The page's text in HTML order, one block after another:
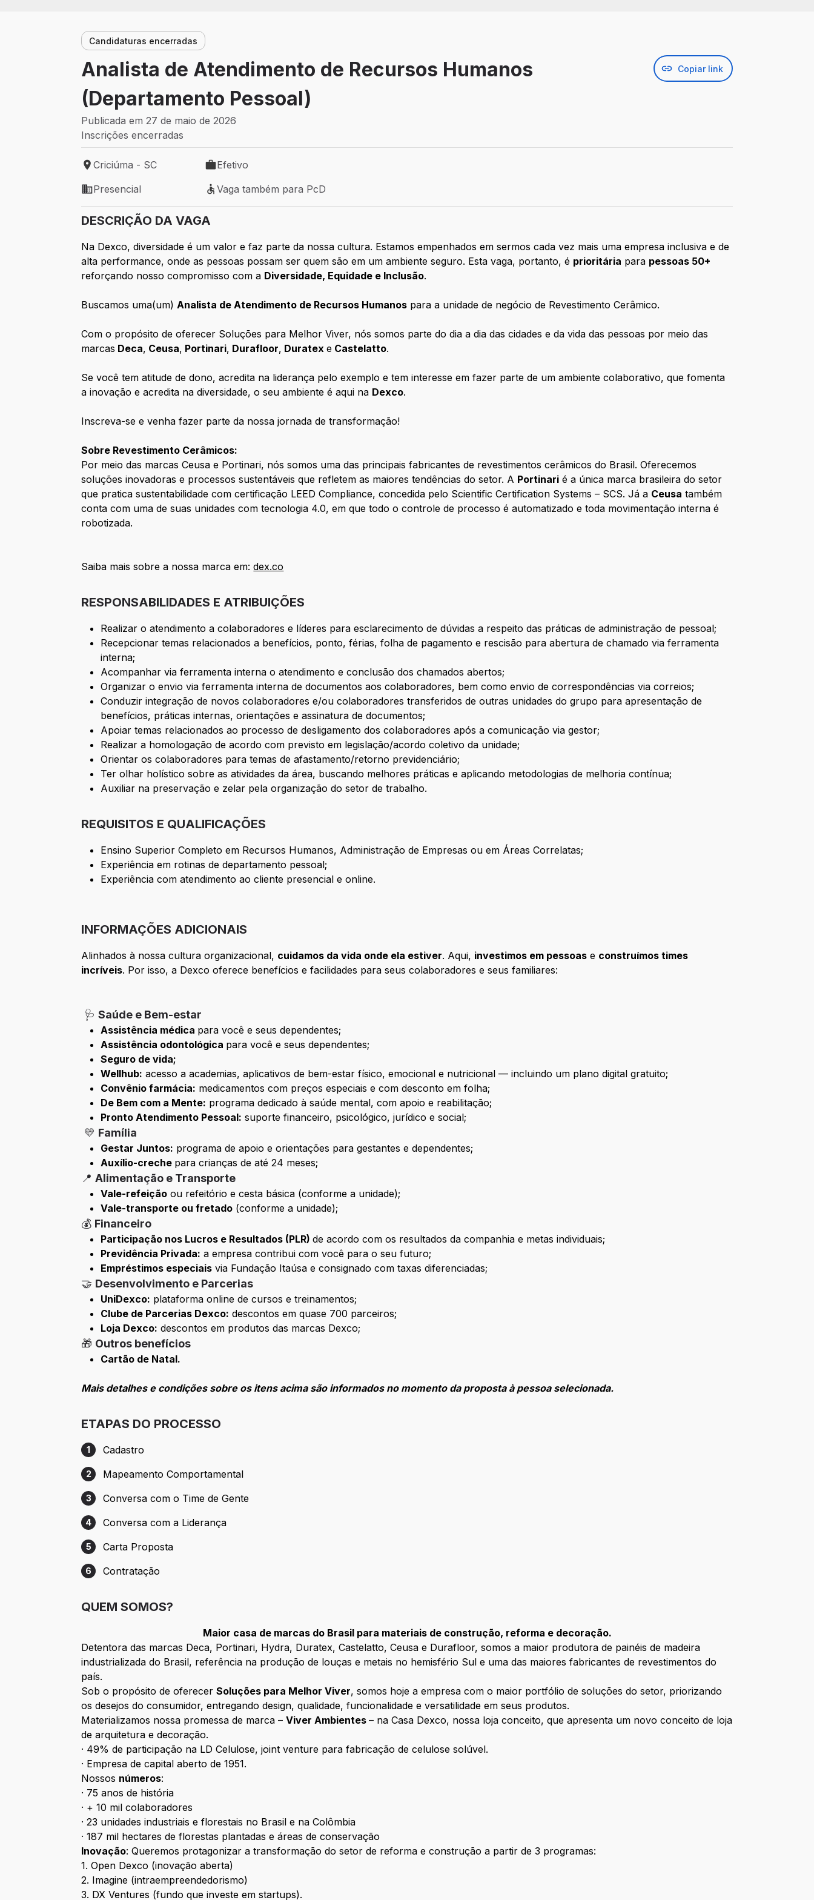
Candidaturas encerradas
Analista de Atendimento de Recursos Humanos
(Departamento Pessoal)
Copiar link
Publicada em 27 de maio de 2026
Inscrições encerradas
Local de trabalho: Criciúma - SC
Criciúma - SC
Tipo de vaga: Efetivo
Efetivo
Modelo de trabalho: Presencial
Presencial
Vaga também para PcD
Vaga também para PcD
DESCRIÇÃO DA VAGA
Na Dexco, diversidade é um valor e faz parte da nossa cultura. Estamos empenhados em sermos cada vez mais uma empresa inclusiva e de
alta performance, onde as pessoas possam ser quem são em um ambiente seguro. Esta vaga, portanto, é prioritária para pessoas 50+
reforçando nosso compromisso com a Diversidade, Equidade e Inclusão.
Buscamos uma(um)Analista de Atendimento de Recursos Humanos para a unidade de negócio de Revestimento Cerâmico.
Com o propósito de oferecer Soluções para Melhor Viver, nós somos parte do dia a dia das cidades e da vida das pessoas por meio das
marcas Deca, Ceusa, Portinari, Durafloor, Duratexe Castelatto.
Se você tem atitude de dono, acredita na liderança pelo exemplo e tem interesse em fazer parte de um ambiente colaborativo, que fomenta
a inovação e acredita na diversidade, o seu ambiente é aqui na Dexco.
Inscreva-se e venha fazer parte da nossa jornada de transformação!
Sobre Revestimento Cerâmicos:
Por meio das marcas Ceusa e Portinari, nós somos uma das principais fabricantes de revestimentos cerâmicos do Brasil. Oferecemos
soluções inovadoras e processos sustentáveis que refletem as maiores tendências do setor. A Portinari é a única marca brasileira do setor
que pratica sustentabilidade com certificação LEED Compliance, concedida pelo Scientific Certification Systems – SCS. Já a Ceusa também
conta com uma de suas unidades com tecnologia 4.0, em que todo o controle de processo é automatizado e toda movimentação interna é
robotizada.
Saiba mais sobre a nossa marca em:dex.co
RESPONSABILIDADES E ATRIBUIÇÕES
Realizar o atendimento a colaboradores e líderes para esclarecimento de dúvidas a respeito das práticas de administração de pessoal;
Recepcionar temas relacionados a benefícios, ponto, férias, folha de pagamento e rescisão para abertura de chamado via ferramenta
interna;
Acompanhar via ferramenta interna o atendimento e conclusão dos chamados abertos;
Organizar o envio via ferramenta interna de documentos aos colaboradores, bem como envio de correspondências via correios;
Conduzir integração de novos colaboradores e/ou colaboradores transferidos de outras unidades do grupo para apresentação de
benefícios, práticas internas, orientações e assinatura de documentos;
Apoiar temas relacionados ao processo de desligamento dos colaboradores após a comunicação via gestor;
Realizar a homologação de acordo com previsto em legislação/acordo coletivo da unidade;
Orientar os colaboradores para temas de afastamento/retorno previdenciário;
Ter olhar holístico sobre as atividades da área, buscando melhores práticas e aplicando metodologias de melhoria contínua;
Auxiliar na preservação e zelar pela organização do setor de trabalho.
REQUISITOS E QUALIFICAÇÕES
Ensino Superior Completo em Recursos Humanos, Administração de Empresas ou em Áreas Correlatas;
Experiência em rotinas de departamento pessoal;
Experiência com atendimento ao cliente presencial e online.
INFORMAÇÕES ADICIONAIS
Alinhados à nossa cultura organizacional, cuidamos da vida onde ela estiver. Aqui, investimos em pessoas e construímos times
incríveis. Por isso, a Dexco oferece benefícios e facilidades para seus colaboradores e seus familiares:
🩺Saúde e Bem-estar
Assistência médica para você e seus dependentes;
Assistência odontológica para você e seus dependentes;
Seguro de vida;
Wellhub: acesso a academias, aplicativos de bem-estar físico, emocional e nutricional — incluindo um plano digital gratuito;
Convênio farmácia: medicamentos com preços especiais e com desconto em folha;
De Bem com a Mente: programa dedicado à saúde mental, com apoio e reabilitação;
Pronto Atendimento Pessoal: suporte financeiro, psicológico, jurídico e social;
💛 Família
Gestar Juntos: programa de apoio e orientações para gestantes e dependentes;
Auxílio-creche para crianças de até 24 meses;
📍Alimentação e Transporte
Vale-refeição ou refeitório e cesta básica (conforme a unidade);
Vale-transporte ou fretado (conforme a unidade);
💰 Financeiro
Participação nos Lucros e Resultados (PLR)de acordo com os resultados da companhia e metas individuais;
Previdência Privada: a empresa contribui com você para o seu futuro;
Empréstimos especiais via Fundação Itaúsa e consignado com taxas diferenciadas;
🤝 Desenvolvimento e Parcerias
UniDexco: plataforma online de cursos e treinamentos;
Clube de Parcerias Dexco: descontos em quase 700 parceiros;
Loja Dexco: descontos em produtos das marcas Dexco;
🎁 Outros benefícios
Cartão de Natal.
Mais detalhes e condições sobre os itens acima são informados no momento da proposta à pessoa selecionada.
ETAPAS DO PROCESSO
Etapa 1: Cadastro
1 Cadastro
Etapa 2: Mapeamento Comportamental
2 Mapeamento Comportamental
Etapa 3: Conversa com o Time de Gente
3 Conversa com o Time de Gente
Etapa 4: Conversa com a Liderança
4 Conversa com a Liderança
Etapa 5: Carta Proposta
5 Carta Proposta
Etapa 6: Contratação
6 Contratação
QUEM SOMOS?
Maior casa de marcas do Brasil para materiais de construção, reforma e decoração.
Detentora das marcas Deca, Portinari, Hydra, Duratex, Castelatto, Ceusa e Durafloor, somos a maior produtora de painéis de madeira
industrializada do Brasil, referência na produção de louças e metais no hemisfério Sul e uma das maiores fabricantes de revestimentos do
país.
Sob o propósito de oferecerSoluções para Melhor Viver, somos hoje a empresa com o maior portfólio de soluções do setor, priorizando
os desejos do consumidor, entregando design, qualidade, funcionalidade e versatilidade em seus produtos.
Materializamos nossa promessa de marca –Viver Ambientes– na Casa Dexco, nossa loja conceito, que apresenta um novo conceito de loja
de arquitetura e decoração.
· 49% de participação na LD Celulose, joint venture para fabricação de celulose solúvel.
· Empresa de capital aberto de 1951.
Nossos números:
· 75 anos de história
· + 10 mil colaboradores
· 23 unidades industriais e florestais no Brasil e na Colômbia
· 187 mil hectares de florestas plantadas e áreas de conservação
Inovação: Queremos protagonizar a transformação do setor de reforma e construção a partir de 3 programas:
1. Open Dexco (inovação aberta)
2. Imagine (intraempreendedorismo)
3. DX Ventures (fundo que investe em startups).